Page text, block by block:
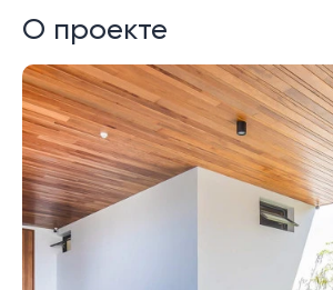
О проекте